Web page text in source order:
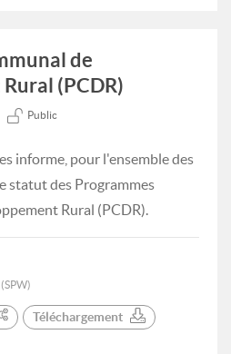
de
(PCDR)
Public
informe, pour l'ensemble des
statut des Programmes
Rural (PCDR).
Téléchargement